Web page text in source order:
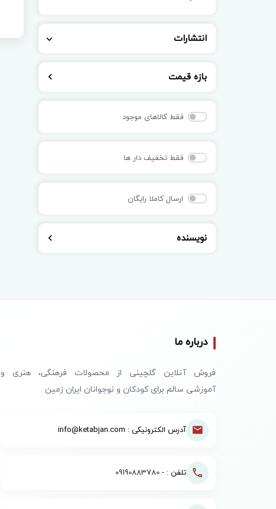
انتشارات
بازه قیمت
فقط کالاهای موجود
فقط تخفیف دار ها
ارسال کاملا رایگان
نویسنده
درباره ما
فروش آنلاین گلچینی از محصولات فرهنگی، هنری و
آموزشی سالم برای کودکان و نوجوانان ایران زمین
آدرس الکترونیکی : info@ketabjan.com
تلفن : - 09190883780